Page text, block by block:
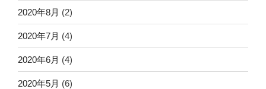
2020年8月 (2)
2020年7月 (4)
2020年6月 (4)
2020年5月 (6)